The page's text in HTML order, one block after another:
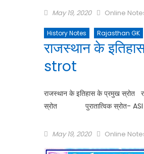
May 19, 2020 Online
History Notes Rajasthan GK
राजस्थान के
strot
राजस्थान के इतिहास के प्रमुख
स्रोत पुरातात्विक स्रोत-
May 19, 2020 Online